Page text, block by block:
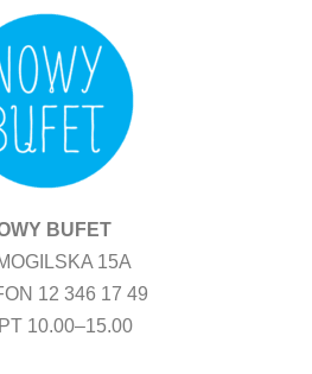
BUFET
15A
12 346 17 49
10.00–15.00